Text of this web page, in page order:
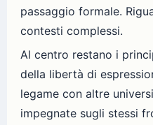
passaggio formale.
contesti complessi.
Al centro restano i
della libertà di
legame con altre
impegnate sugli stessi